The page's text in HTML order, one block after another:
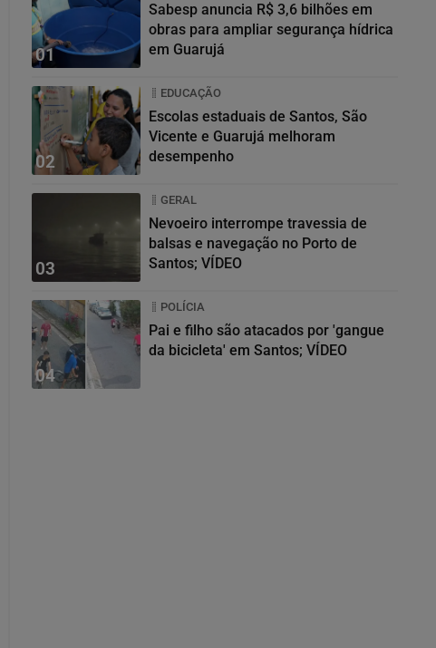
01
Sabesp anuncia R$ 3,6 bilhões em
obras para ampliar segurança hídrica
em Guarujá
02
EDUCAÇÃO
Escolas estaduais de Santos, São
Vicente e Guarujá melhoram
desempenho
03
GERAL
Nevoeiro interrompe travessia de
balsas e navegação no Porto de
Santos; VÍDEO
04
POLÍCIA
Pai e filho são atacados por 'gangue
da bicicleta' em Santos; VÍDEO